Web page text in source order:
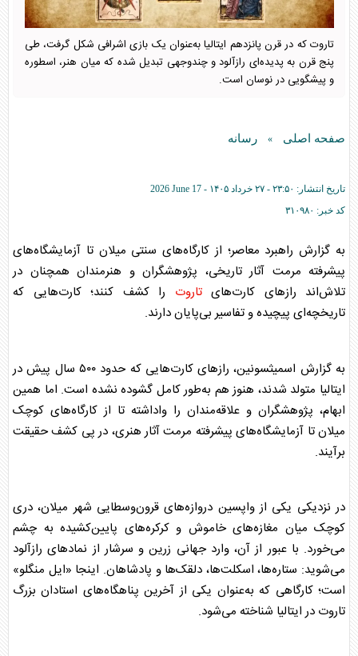
تاروت که در قرن پانزدهم ایتالیا به‌عنوان یک بازی اشرافی شکل گرفت، طی
پنج قرن به پدیده‌ای رازآلود و چندوجهی تبدیل شده که میان هنر، اسطوره
و پیشگویی در نوسان است.
صفحه اصلی » رسانه
تاریخ انتشار: ۲۳:۵۰ - ۲۷ خرداد ۱۴۰۵ -
2026 June 17
کد خبر: ۳۱۰۹۸۰
به گزارش راهبرد معاصر؛ از کارگاه‌های سنتی میلان تا آزمایشگاه‌های
پیشرفته مرمت آثار تاریخی، پژوهشگران و هنرمندان همچنان در
تلاش‌اند راز‌های کارت‌هایتاروت را کشف کنند؛ کارت‌هایی که
تاریخچه‌ای پیچیده و تفاسیر بی‌پایان دارند.
به گزارش اسمیثسونین، راز‌های کارت‌هایی که حدود ۵۰۰ سال پیش در
ایتالیا متولد شدند، هنوز هم به‌طور کامل گشوده نشده است. اما همین
ابهام، پژوهشگران و علاقه‌مندان را واداشته تا از کارگاه‌های کوچک
میلان تا آزمایشگاه‌های پیشرفته مرمت آثار هنری، در پی کشف حقیقت
برآیند.
در نزدیکی یکی از واپسین دروازه‌های قرون‌وسطایی شهر میلان، دری
کوچک میان مغازه‌های خاموش و کرکره‌های پایین‌کشیده به چشم
می‌خورد. با عبور از آن، وارد جهانی زرین و سرشار از نماد‌های رازآلود
می‌شوید: ستاره‌ها، اسکلت‌ها، دلقک‌ها و پادشاهان. اینجا «ایل منگلو»
است؛ کارگاهی که به‌عنوان یکی از آخرین پناهگاه‌های استادان بزرگ
تاروت در ایتالیا شناخته می‌شود.